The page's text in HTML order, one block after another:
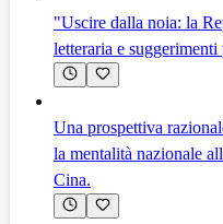
"Uscire dalla noia: la
letteraria e
Una prospettiva
la mentalità nazionale
Cina.